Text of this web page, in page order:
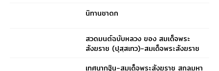
นิทานชาดก
สวดมนต์ฉบับหลวง ของ สมเด็จพระ
สังฆราช (ปุสฺสเทว)-สมเด็จพระสังฆราช
เทศนากฐิน-สมเด็จพระสังฆราช สกลมหา